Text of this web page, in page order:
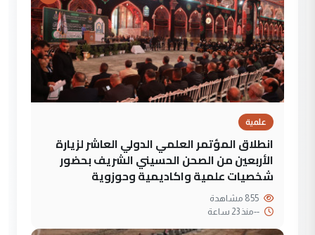
علمية
انطلاق المؤتمر العلمي الدولي العاشر لزيارة
الأربعين من الصحن الحسيني الشريف بحضور
شخصيات علمية واكاديمية وحوزوية
--منذ 23 ساعة